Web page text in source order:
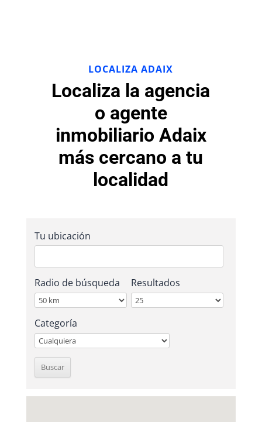
LOCALIZA ADAIX
Localiza la agencia
o agente
inmobiliario Adaix
más cercano a tu
localidad
Tu ubicación
Radio de búsqueda Resultados
Categoría